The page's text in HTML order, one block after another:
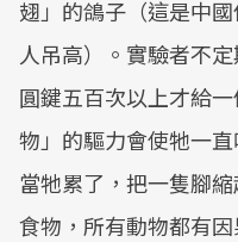
翅」的鴿子（這是中
人吊高）。實驗者不
圓鍵五百次以上才給
物」的驅力會使牠一
當牠累了，把一隻腳
食物，所有動物都有